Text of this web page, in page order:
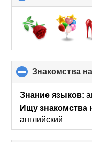
to
Знакомства
Знание языков:
Ищу знакомства
английский